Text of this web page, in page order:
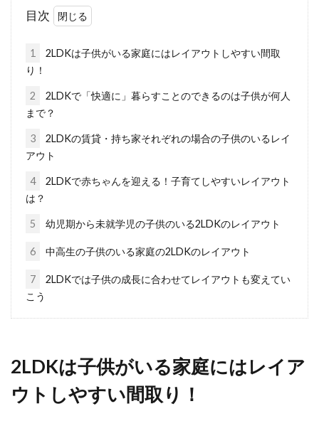
2LDKを赤ちゃんのためのレイアウト
2LDKは夫婦やカップルが暮らしやすく、アパー
を迎える...
2DKで一人暮らし！インテリアを配
1DKなどと比べてゆとりある生活を送れそうで
すよね。...
目次
1
2LDKは子供がいる家庭にはレイアウトしやすい間取
り！
2
2LDKで「快適に」暮らすことのできるのは子供が何人
まで？
3
2LDKの賃貸・持ち家それぞれの場合の子供のいるレイ
アウト
4
2LDKで赤ちゃんを迎える！子育てしやすいレイアウト
は？
5 幼児期から未就学児の子供のいる2LDKのレイアウト
6 中高生の子供のいる家庭の2LDKのレイアウト
7
2LDKでは子供の成長に合わせてレイアウトも変えてい
こう
2LDKは子供がいる家庭にはレイア
ウトしやすい間取り！